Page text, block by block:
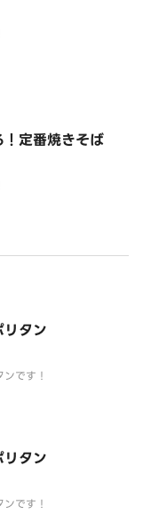
！定番焼きそば
リタン
です！
リタン
です！